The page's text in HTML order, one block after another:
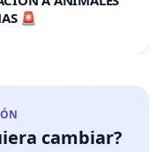
🚨
cambiar?